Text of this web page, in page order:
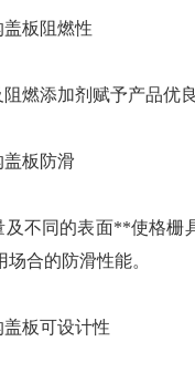
板阻燃性
添加剂赋予产品优良
板防滑
同的表面**使格栅具
合的防滑性能。
板可设计性